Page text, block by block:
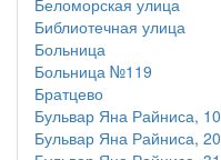
Беломорская улица
Библиотечная улица
Больница
Больница №119
Братцево
Бульвар Яна Райниса, 10
Бульвар Яна Райниса, 20